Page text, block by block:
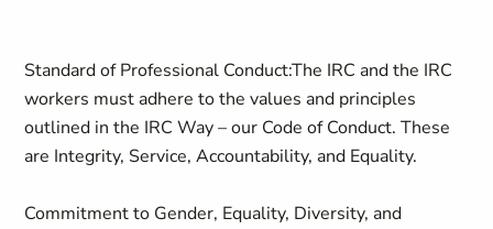
Standard of Professional Conduct:The IRC and the IRC
workers must adhere to the values and principles
outlined in the IRC Way – our Code of Conduct. These
are Integrity, Service, Accountability, and Equality.
Commitment to Gender, Equality, Diversity, and